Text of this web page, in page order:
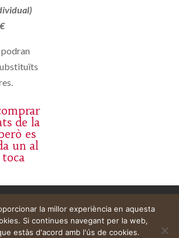
podran
de la
es
un al
la millor experiència en aquesta
Si continues navegant per la web,
estàs d'acord amb l'ús de cookies.